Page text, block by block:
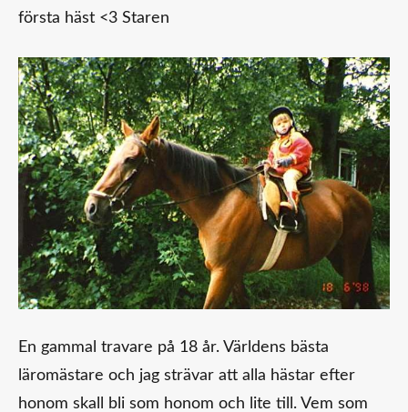
första häst <3 Staren
En gammal travare på 18 år. Världens bästa
läromästare och jag strävar att alla hästar efter
honom skall bli som honom och lite till. Vem som